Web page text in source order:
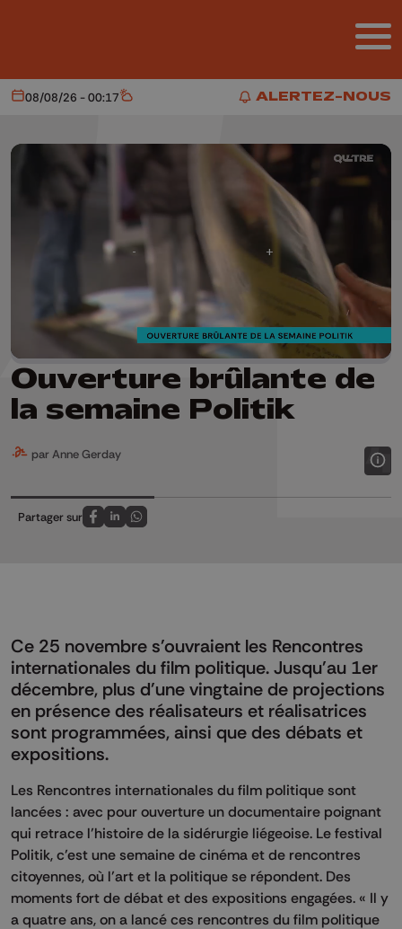
ALERTEZ-NOUS
ALERTEZ-NOUS
Aujourd'hui
08/08/26 - 00:17 Météo
Ouverture brûlante de
la semaine Politik
par Anne Gerday
Partager sur
Partagez sur FaceBook
Partagez sur LinkedIn
Partagez sur Whatsapp
Ce 25 novembre s'ouvraient les Rencontres
internationales du film politique. Jusqu'au 1er
décembre, plus d'une vingtaine de projections
en présence des réalisateurs et réalisatrices
sont programmées, ainsi que des débats et
expositions.
Les Rencontres internationales du film politique sont
lancées : avec pour ouverture un documentaire poignant
qui retrace l’histoire de la sidérurgie liégeoise. Le festival
Politik, c’est une semaine de cinéma et de rencontres
citoyennes, où l’art et la politique se répondent. Des
moments fort de débat et des expositions engagées. « Il y
a quatre ans, on a lancé ces rencontres du film politique